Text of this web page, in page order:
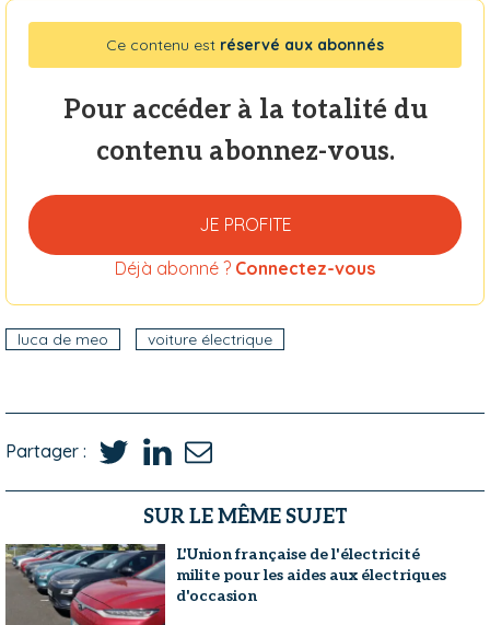
Ce contenu est réservé aux abonnés
Pour accéder à la totalité du
contenu abonnez-vous.
JE PROFITE
Déjà abonné ? Connectez-vous
luca de meo voiture électrique
Partager :
SUR LE MÊME SUJET
L'Union française de l'électricité
milite pour les aides aux électriques
d'occasion